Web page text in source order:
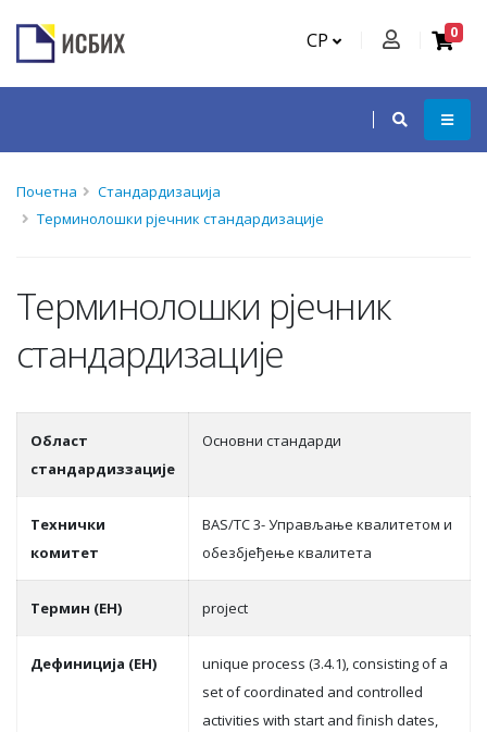
СР 0
Почетна
Стандардизација
Терминолошки рјечник стандардизације
Терминолошки рјечник
стандардизације
Област
стандардиззације
Основни стандарди
Teхнички
комитет
BAS/TC 3- Управљање квалитетом и
обезбјеђење квалитета
Термин (ЕН) project
Дефиниција (ЕН)
unique process (3.4.1), consisting of a
set of coordinated and controlled
activities with start and finish dates,